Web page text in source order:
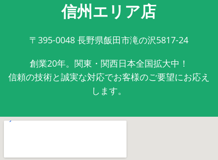
信州エリア店
〒395-0048 長野県飯田市滝の沢5817-24
創業20年。関東・関西日本全国拡大中！
信頼の技術と誠実な対応でお客様のご要望にお応え
します。